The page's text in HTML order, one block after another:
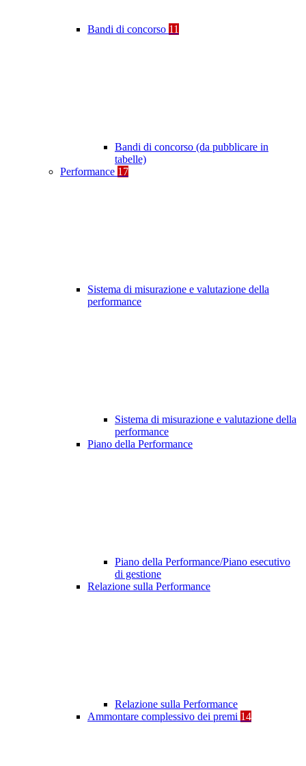
Bandi di concorso 11
Bandi di concorso (da pubblicare in
tabelle)
Performance 17
Sistema di misurazione e valutazione della
performance
Sistema di misurazione e valutazione della
performance
Piano della Performance
Piano della Performance/Piano esecutivo
di gestione
Relazione sulla Performance
Relazione sulla Performance
Ammontare complessivo dei premi 14